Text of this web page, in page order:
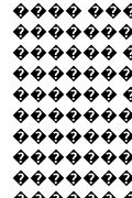
����
������
������